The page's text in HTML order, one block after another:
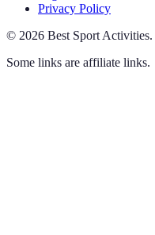
Privacy Policy
© 2026 Best Sport Activities.
Some links are affiliate links.